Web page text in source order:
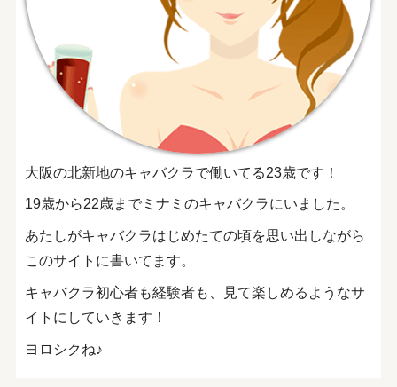
大阪の北新地のキャバクラで働いてる23歳です！
19歳から22歳までミナミのキャバクラにいました。
あたしがキャバクラはじめたての頃を思い出しながら
このサイトに書いてます。
キャバクラ初心者も経験者も、見て楽しめるようなサ
イトにしていきます！
ヨロシクね♪